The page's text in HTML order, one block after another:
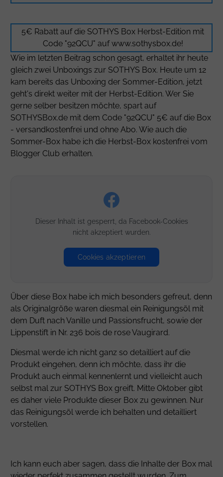
5€ Rabatt auf die SOTHYS Box Herbst-Edition mit
Code "92QCU" aufwww.sothysbox.de!
Wie im letzten Beitrag schon gesagt, erhaltet ihr heute
gleich zwei Unboxings zur SOTHYS Box. Heute um 12
kam bereits das Unboxing der Sommer-Edition, jetzt
geht's direkt weiter mit der Herbst-Edition. Wer Sie
gerne selber besitzen möchte, spart auf
SOTHYSBox.de mit dem Code "92QCU" 5€ auf die Box
- versandkostenfrei und ohne Abo. Wie auch die
Sommer-Box habe ich die Herbst-Box kostenfrei vom
Blogger Club erhalten.
Dieser Inhalt ist gesperrt, da Facebook-Cookies
nicht akzeptiert wurden.
Cookies akzeptieren
Über diese Box habe ich mich besonders gefreut, denn
als Originalgröße waren diesmal ein Reinigungsöl mit
dem Duft nach Vanille und Passionsfrucht, sowie der
Lippenstift in Nr. 236 bois de rose Vaugirard.
Diesmal werde ich nicht ganz so detailliert auf die
Produkt eingehen, denn ich möchte, dass ihr die
Produkt auch einmal kennenlernt und vielleicht auch
selbst mal zur SOTHYS Box greift. Mitte Oktober gibt
es daher viele Produkte dieser Box zu gewinnen. Nur
das Reinigungsöl werde ich behalten und detailliert
vorstellen.
Ich kann euch aber sagen, dass die Inhalte der Box mal